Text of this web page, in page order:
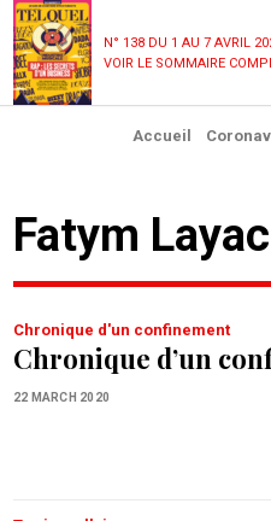
N° 138 DU 1 AU 7 AVRIL
VOIR LE SOMMAIRE
Accueil
Fatym
Chronique d'un confinement
Chronique d’un
22 MARCH 2020